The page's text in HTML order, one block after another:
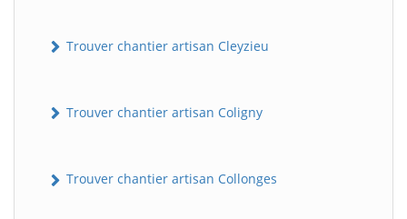
Trouver chantier artisan Cleyzieu
Trouver chantier artisan Coligny
Trouver chantier artisan Collonges